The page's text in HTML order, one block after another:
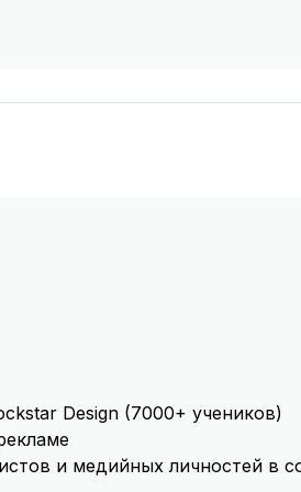
Design (7000+ учеников)
и медийных личностей в